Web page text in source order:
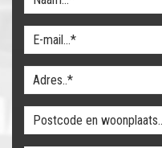
Nieuws
Contact